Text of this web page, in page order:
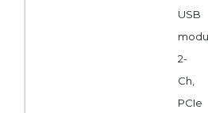
USB
2-
Ch,
PCIe